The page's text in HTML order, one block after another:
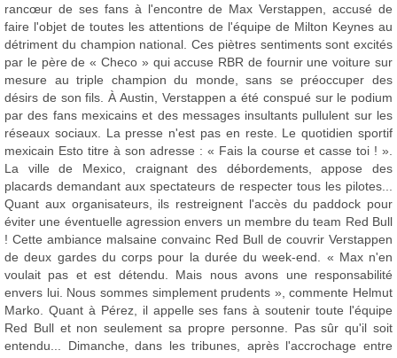
rancœur de ses fans à l'encontre de Max Verstappen, accusé de
faire l'objet de toutes les attentions de l'équipe de Milton Keynes au
détriment du champion national. Ces piètres sentiments sont excités
par le père de « Checo » qui accuse RBR de fournir une voiture sur
mesure au triple champion du monde, sans se préoccuper des
désirs de son fils. À Austin, Verstappen a été conspué sur le podium
par des fans mexicains et des messages insultants pullulent sur les
réseaux sociaux. La presse n'est pas en reste. Le quotidien sportif
mexicain Esto titre à son adresse : « Fais la course et casse toi ! ».
La ville de Mexico, craignant des débordements, appose des
placards demandant aux spectateurs de respecter tous les pilotes...
Quant aux organisateurs, ils restreignent l'accès du paddock pour
éviter une éventuelle agression envers un membre du team Red Bull
! Cette ambiance malsaine convainc Red Bull de couvrir Verstappen
de deux gardes du corps pour la durée du week-end. « Max n'en
voulait pas et est détendu. Mais nous avons une responsabilité
envers lui. Nous sommes simplement prudents », commente Helmut
Marko. Quant à Pérez, il appelle ses fans à soutenir toute l'équipe
Red Bull et non seulement sa propre personne. Pas sûr qu'il soit
entendu... Dimanche, dans les tribunes, après l'accrochage entre